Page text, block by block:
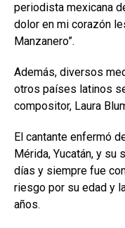
periodista mexicana
dolor en mi corazón
Manzanero”.
Además, diversos
otros países latinos
compositor, Laura
El cantante enfermó
Mérida, Yucatán, y
días y siempre fue
riesgo por su edad y
años.